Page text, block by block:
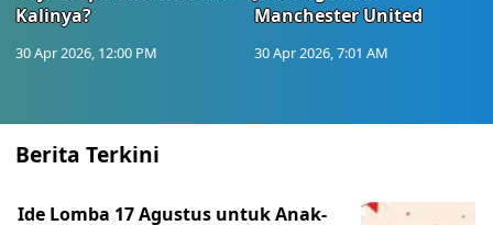
Kalinya?
30 Apr 2026, 12:00 PM
Manchester United
30 Apr 2026, 7:01 AM
Berita Terkini
Ide Lomba 17 Agustus untuk Anak-